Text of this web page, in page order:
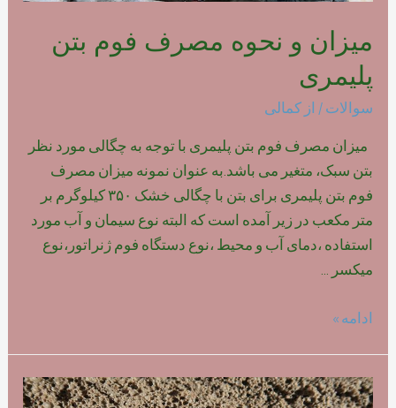
میزان و نحوه مصرف فوم بتن
پلیمری
سوالات / از کمالی
میزان مصرف فوم بتن پلیمری با توجه به چگالی مورد نظر
بتن سبک، متغیر می باشد.به عنوان نمونه میزان مصرف
فوم بتن پلیمری برای بتن با چگالی خشک ۳۵۰ کیلوگرم بر
متر مکعب در زیر آمده است که البته نوع سیمان و آب مورد
استفاده ،دمای آب و محیط ،نوع دستگاه فوم ژنراتور،نوع
میکسر …
میزان
مصرف
ادامه »